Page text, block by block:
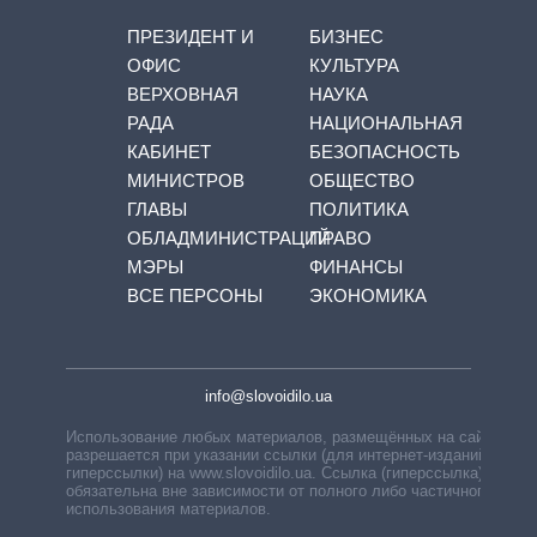
ПРЕЗИДЕНТ И
ОФИС
ВЕРХОВНАЯ
РАДА
КАБИНЕТ
МИНИСТРОВ
ГЛАВЫ
ОБЛАДМИНИСТРАЦИЙ
МЭРЫ
ВСЕ ПЕРСОНЫ
БИЗНЕС
КУЛЬТУРА
НАУКА
НАЦИОНАЛЬНАЯ
БЕЗОПАСНОСТЬ
ОБЩЕСТВО
ПОЛИТИКА
ПРАВО
ФИНАНСЫ
ЭКОНОМИКА
info@slovoidilo.ua
Использование любых материалов, размещённых на сайте,
разрешается при указании ссылки (для интернет-изданий —
гиперссылки) на www.slovoidilo.ua. Ссылка (гиперссылка)
обязательна вне зависимости от полного либо частичного
использования материалов.